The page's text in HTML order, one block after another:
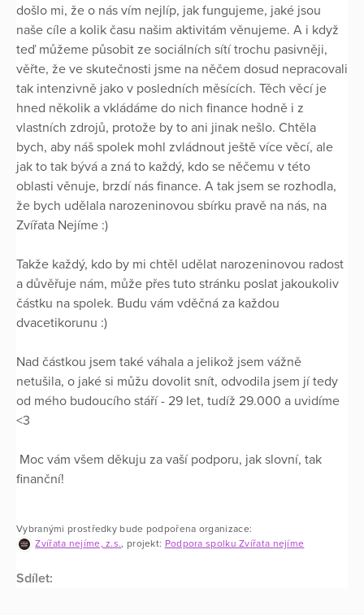
došlo mi, že o nás vím nejlíp, jak fungujeme, jaké jsou
naše cíle a kolik času našim aktivitám věnujeme. A i když
teď můžeme působit ze sociálních sítí trochu pasivněji,
věřte, že ve skutečnosti jsme na něčem dosud nepracovali
tak intenzivně jako v posledních měsících. Těch věcí je
hned několik a vkládáme do nich finance hodně i z
vlastních zdrojů, protože by to ani jinak nešlo. Chtěla
bych, aby náš spolek mohl zvládnout ještě více věcí, ale
jak to tak bývá a zná to každý, kdo se něčemu v této
oblasti věnuje, brzdí nás finance. A tak jsem se rozhodla,
že bych udělala narozeninovou sbírku pravě na nás, na
Zvířata Nejíme :)
Takže každý, kdo by mi chtěl udělat narozeninovou radost
a důvěřuje nám, může přes tuto stránku poslat jakoukoliv
částku na spolek. Budu vám vděčná za každou
dvacetikorunu :)
Nad částkou jsem také váhala a jelikož jsem vážně
netušila, o jaké si můžu dovolit snít, odvodila jsem jí tedy
od mého budoucího stáří - 29 let, tudíž 29.000 a uvidíme
<3
Moc vám všem děkuju za vaší podporu, jak slovní, tak
finanční!
Vybranými prostředky bude podpořena organizace:
Zvířata nejíme, z.s., projekt: Podpora spolku Zvířata nejíme
Sdílet: